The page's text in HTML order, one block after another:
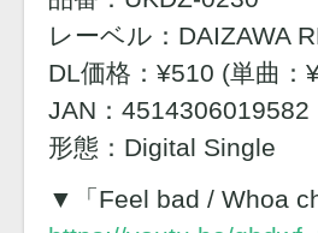
レーベル：DAIZAWA
DL価格：¥510 (単曲：
JAN：4514306019582
形態：Digital Single
▼「Feel bad / Whoa